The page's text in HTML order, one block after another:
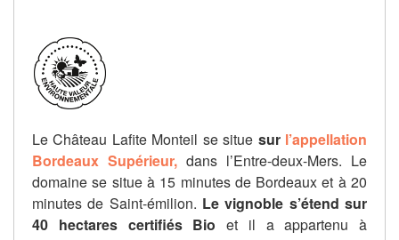
Le Château Lafite Monteil se situe sur l’appellation
Bordeaux Supérieur, dans l’Entre-deux-Mers. Le
domaine se situe à 15 minutes de Bordeaux et à 20
minutes de Saint-émilion. Le vignoble s’étend sur
40 hectares certifiés Bio et il a appartenu à